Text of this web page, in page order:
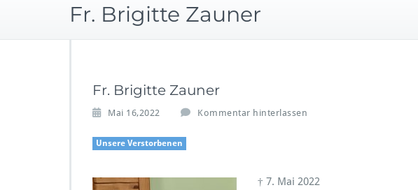
Fr. Brigitte Zauner
Fr. Brigitte Zauner
Mai 16,2022 Kommentar hinterlassen
Unsere Verstorbenen
† 7. Mai 2022